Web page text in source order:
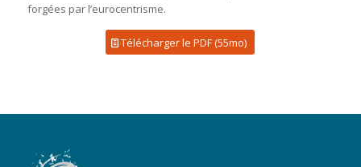
forgées par l’eurocentrisme.
Télécharger le PDF (55mo)